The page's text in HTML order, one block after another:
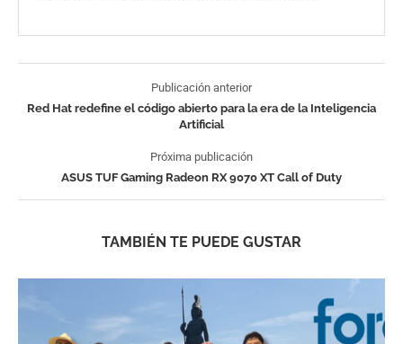
Publicación anterior
Red Hat redefine el código abierto para la era de la Inteligencia
Artificial
Próxima publicación
ASUS TUF Gaming Radeon RX 9070 XT Call of Duty
TAMBIÉN TE PUEDE GUSTAR